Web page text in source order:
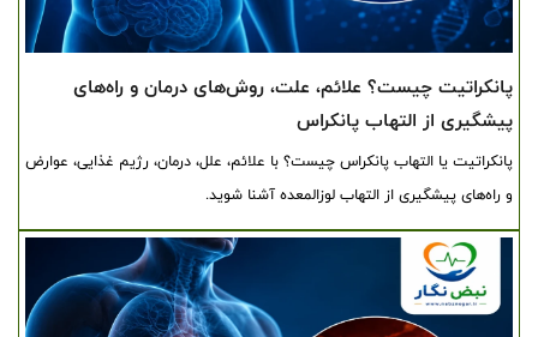
پانکراتیت چیست؟ علائم، علت، روش‌های درمان و راه‌های
پیشگیری از التهاب پانکراس
پانکراتیت یا التهاب پانکراس چیست؟ با علائم، علل، درمان، رژیم غذایی، عوارض
و راه‌های پیشگیری از التهاب لوزالمعده آشنا شوید.